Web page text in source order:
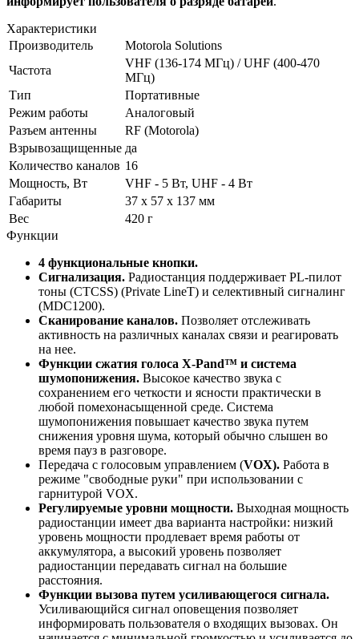
Характеристики
Производитель
Motorola Solutions
Частота
VHF (136-174 МГц) / UHF (400-470
МГц)
Тип
Портативные
Режим работы
Аналоговый
Разъем антенны
RF (Motorola)
Взрывозащищенные да
Количество каналов 16
Мощность, Вт
VHF - 5 Вт, UHF - 4 Вт
Габариты
37 х 57 х 137 мм
Вес
420 г
Функции
4 функциональные кнопки.
Сигнализация. Радиостанция поддерживает PL-пилот
тоны (CTCSS) (Private LineT) и селективный сигналинг
(MDC1200).
Сканирование каналов. Позволяет отслеживать
активность на различных каналах связи и реагировать
на нее.
Функции сжатия голоса X-Pand™ и система
шумопонижения. Высокое качество звука с
сохранением его четкости и ясности практически в
любой помехонасыщенной среде. Система
шумопонижения повышает качество звука путем
снижения уровня шума, который обычно слышен во
время пауз в разговоре.
Передача с голосовым управлением (VOX). Работа в
режиме "свободные руки" при использовании с
гарнитурой VOX.
Регулируемые уровни мощности. Выходная мощность
радиостанции имеет два варианта настройки: низкий
уровень мощности продлевает время работы от
аккумулятора, а высокий уровень позволяет
радиостанции передавать сигнал на большие
расстояния.
Функции вызова путем усиливающегося сигнала.
Усиливающийся сигнал оповещения позволяет
информировать пользователя о входящих вызовах. Он